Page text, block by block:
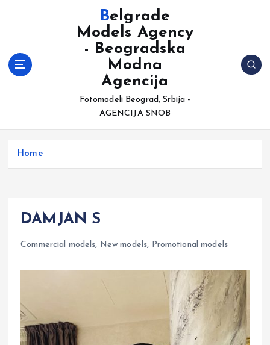
t
Belgrade
Models Agency
- Beogradska
Modna
Agencija
Fotomodeli Beograd, Srbija -
AGENCIJA SNOB
Home
DAMJAN S
Commercial models, New models, Promotional models